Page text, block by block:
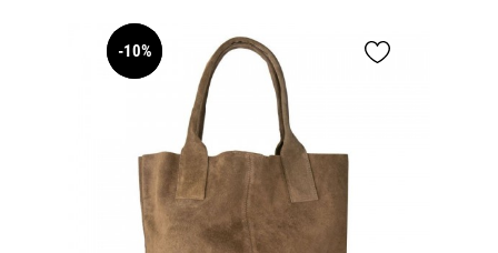
NEW
-10%